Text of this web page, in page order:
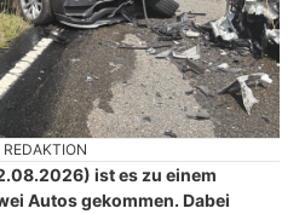
ist es zu einem
Autos gekommen. Dabei